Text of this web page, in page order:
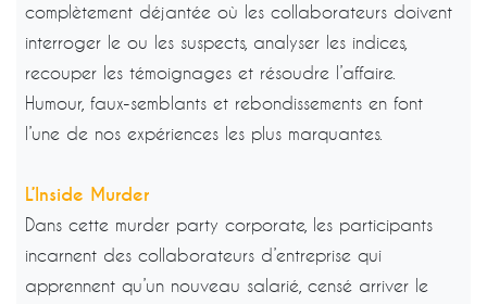
complètement déjantée où les collaborateurs doivent
interroger le ou les suspects, analyser les indices,
recouper les témoignages et résoudre l’affaire.
Humour, faux-semblants et rebondissements en font
l’une de nos expériences les plus marquantes.
L’Inside Murder
Dans cette murder party corporate, les participants
incarnent des collaborateurs d’entreprise qui
apprennent qu’un nouveau salarié, censé arriver le